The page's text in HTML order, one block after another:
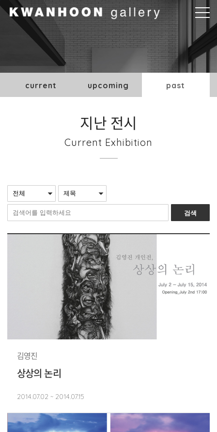
본문바로가기
current upcoming past
지난 전시
Current Exhibition
김영진
상상의 논리
2014.07.02 ~ 2014.07.15